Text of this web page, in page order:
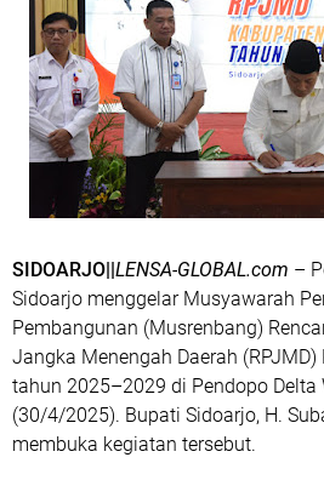
SIDOARJO||LENSA-GLOBAL.com –
Sidoarjo menggelar Musyawarah
Pembangunan (Musrenbang)
Jangka Menengah Daerah
tahun 2025–2029 di Pendopo Delta
(30/4/2025). Bupati Sidoarjo, H.
membuka kegiatan tersebut.